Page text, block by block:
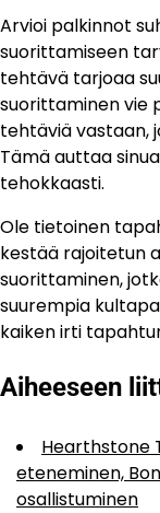
Arvioi palkinnot
suorittamiseen
tehtävä tarjoaa
suorittaminen vie
tehtäviä vastaan,
Tämä auttaa
tehokkaasti.
Ole tietoinen
kestää rajoitetun
suorittaminen,
suurempia
kaiken irti
Aiheeseen
Hearthstone
eteneminen,
osallistuminen